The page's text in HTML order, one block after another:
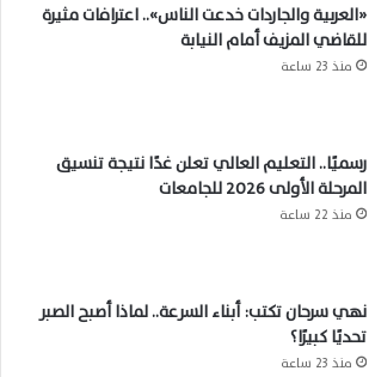
«العربية والجاردات خدعت الناس».. اعترافات مثيرة
للقاضي المزيف أمام النيابة
منذ 23 ساعة
رسميًا.. التعليم العالي تعلن غدًا نتيجة تنسيق
المرحلة الأولى 2026 للجامعات
منذ 22 ساعة
نهي سرحان تكتب: أبناء السرعة.. لماذا أصبح الصبر
تحديًا كبيرًا؟
منذ 23 ساعة